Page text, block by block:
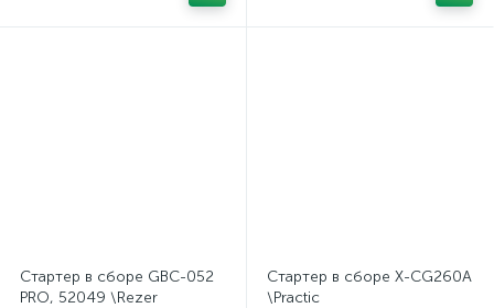
Стартер в сборе GBC-052
PRO, 52049 \Rezer
Стартер в сборе X-CG260A
\Practic